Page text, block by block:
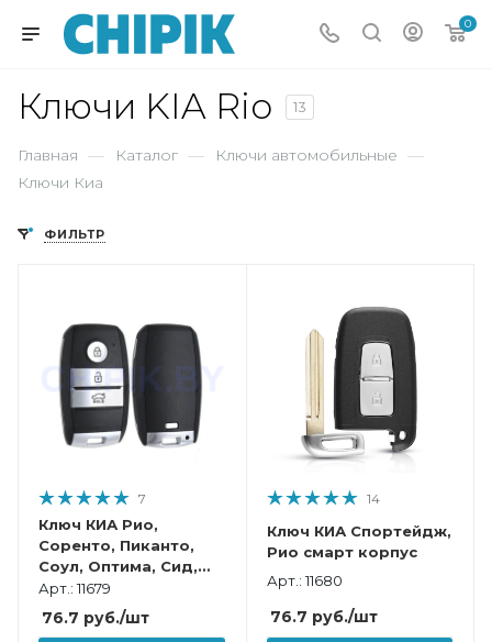
0
Ключи KIA Rio 13
Главная — Каталог — Ключи автомобильные —
Ключи Киа
ФИЛЬТР
7
Ключ КИА Рио,
Соренто, Пиканто,
Соул, Оптима, Сид,
Серато, Спортейдж,
Каренс, Венга смарт
корпус
Арт.: 11679
76.7 руб./шт
14
Ключ КИА Спортейдж,
Рио смарт корпус
Арт.: 11680
76.7 руб./шт